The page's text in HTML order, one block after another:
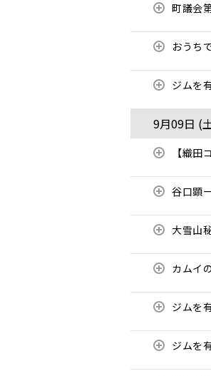
町議会
おうち
ジムを
9月09日 (
【織田
谷口顕
大雪山
カムイ
ジムを
ジムを